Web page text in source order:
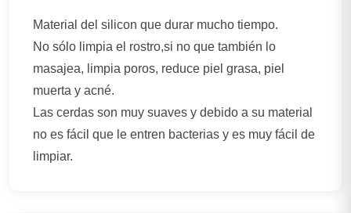
Material del silicon que durar mucho tiempo.
No sólo limpia el rostro,si no que también lo
masajea, limpia poros, reduce piel grasa, piel
muerta y acné.
Las cerdas son muy suaves y debido a su material
no es fácil que le entren bacterias y es muy fácil de
limpiar.